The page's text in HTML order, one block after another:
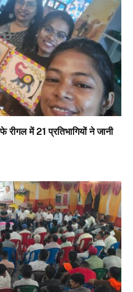
में 21 प्रतिभागियों ने जानी